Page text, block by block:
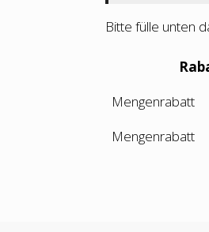
Bitte fülle unten
Mengenrabatt
Mengenrabatt